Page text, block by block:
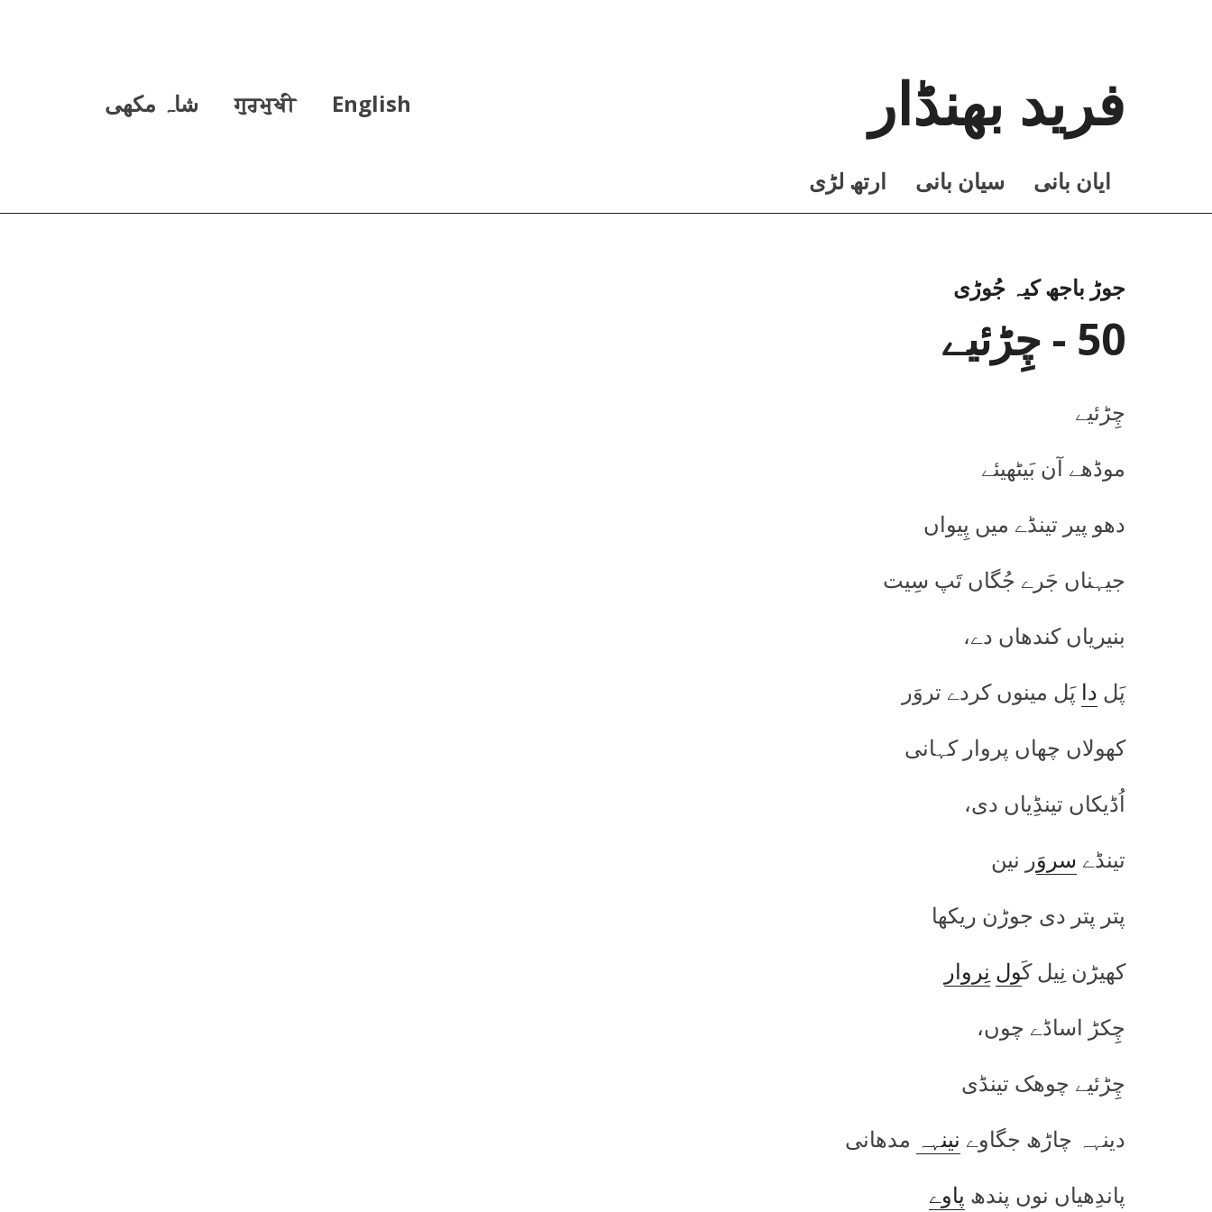
فرید بھنڈار English
ਗੁਰਮੁਖੀ شاہ مکھی
ايان بانی سيان بانی ارتھ لڑی
جوڑ باجھ کیہ جُوڑی
50 - چِڑئیے
چِڑئیے
موڈھے آن بَیٹھیئے
دھو پیر تینڈے میں پِیواں
جیہناں جَرے جُگاں تَپ سِیت
بنیریاں کندھاں دے،
پَل دا پَل مینوں کردے تروَر
کھولاں چھاں پروار کہانی
اُڈیکاں تینڈِیاں دی،
تینڈے سروَر نین
پتر پتر دی جوڑن ریکھا
کھیڑن نِیل کَول نِروار
چِکڑ اساڈے چوں،
چِڑئیے چوھک تینڈی
دینہہ چاڑھ جگاوے نینہہ مدھانی
پاندِھیاں نوں پندھ پاوے